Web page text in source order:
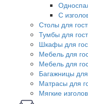
С
Столы для
Тумбы для
Шкафы для
Мебель для
Мебель для
Багажницы
Матрасы для
Мягкие